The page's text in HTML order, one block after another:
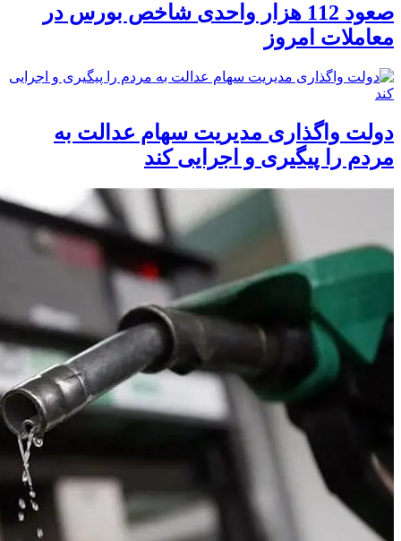
صعود 112 هزار واحدی شاخص بورس در
معاملات امروز
دولت واگذاری مدیریت سهام عدالت به
مردم را پیگیری و اجرایی کند